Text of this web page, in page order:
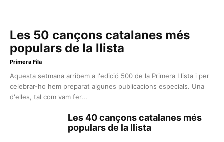
Les 50 cançons catalanes més
populars de la llista
Primera Fila
Aquesta setmana arribem a l'edició 500 de la Primera Llista i per
celebrar-ho hem preparat algunes publicacions especials. Una
d'elles, tal com vam fer...
Les 40 cançons catalanes més
populars de la llista